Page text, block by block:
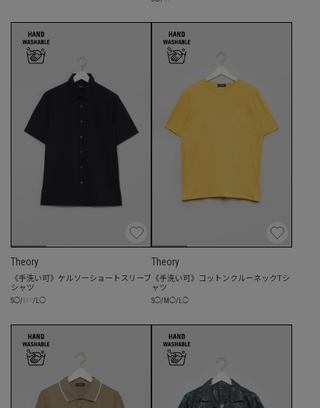
Theory
《手洗い可》ケルソーショートスリーブ
シャツ
S◯/ / L◯
Theory
《手洗い可》コットンクルーネックTシ
ャツ
S◯/ M ◯/ ◯